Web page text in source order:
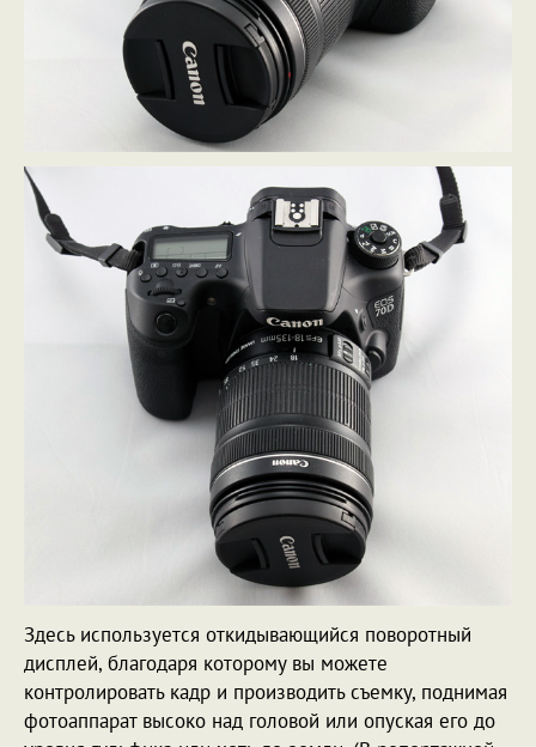
Здесь используется откидывающийся поворотный
дисплей, благодаря которому вы можете
контролировать кадр и производить съемку, поднимая
фотоаппарат высоко над головой или опуская его до